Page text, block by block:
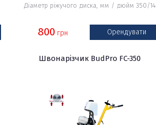
Діаметр ріжучого диска, мм / дюйм 350/14
800 грн Орендувати
Швонарізчик BudPro FC-350